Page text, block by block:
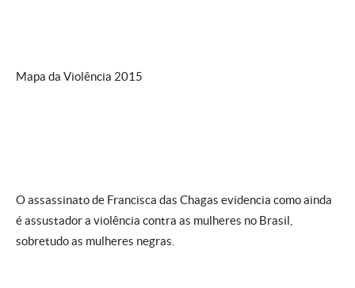
Mapa da Violência 2015
O assassinato de Francisca das Chagas evidencia como ainda
é assustador a violência contra as mulheres no Brasil,
sobretudo as mulheres negras.